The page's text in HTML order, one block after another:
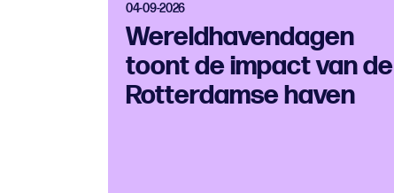
04-09-2026
Wereldhavendagen
toont de impact van de
Rotterdamse haven